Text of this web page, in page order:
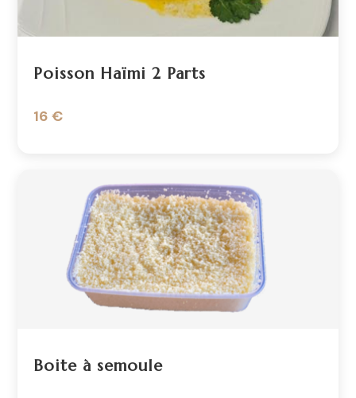
Poisson Haïmi 2 Parts
16 €
Boite à semoule